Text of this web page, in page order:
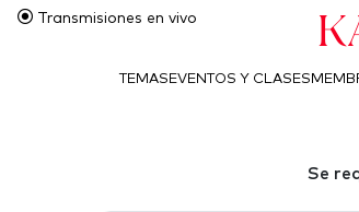
Transmisiones en vivo
TEMAS EVENTOS Y CLASES
Se